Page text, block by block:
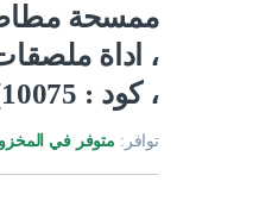
ممسحة
، اداة
، كود : 10075)
توافر: متوفر في